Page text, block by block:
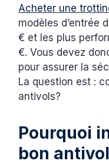
Acheter une
modèles d’entrée
€ et les plus
€. Vous devez
pour assurer la
La question est :
antivols?
Pourquoi
bon